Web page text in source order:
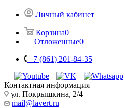
Личный кабинет
Корзина0
Отложенные0
+7 (861) 201-84-35
Контактная информация
ул. Покрышкина, 2/4
mail@lavert.ru